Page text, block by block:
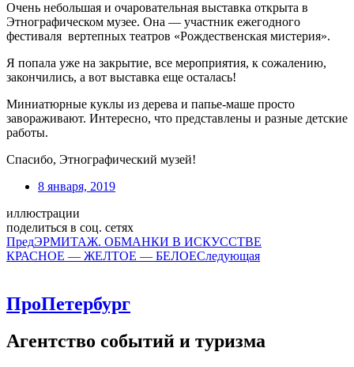
Очень небольшая и очаровательная выставка открыта в
Этнографическом музее. Она — участник ежегодного
фестиваля вертепных театров «Рождественская мистерия».
Я попала уже на закрытие, все мероприятия, к сожалению,
закончились, а вот выставка еще осталась!
Миниатюрные куклы из дерева и папье-маше просто
завораживают. Интересно, что представлены и разные детские
работы.
Спасибо, Этнографический музей!
8 января, 2019
иллюстрации
поделиться в соц. сетях
ПредЭРМИТАЖ. ОБМАНКИ В ИСКУССТВЕ
КРАСНОЕ — ЖЕЛТОЕ — БЕЛОЕСледующая
ПроПетербург
Агентство событий и туризма